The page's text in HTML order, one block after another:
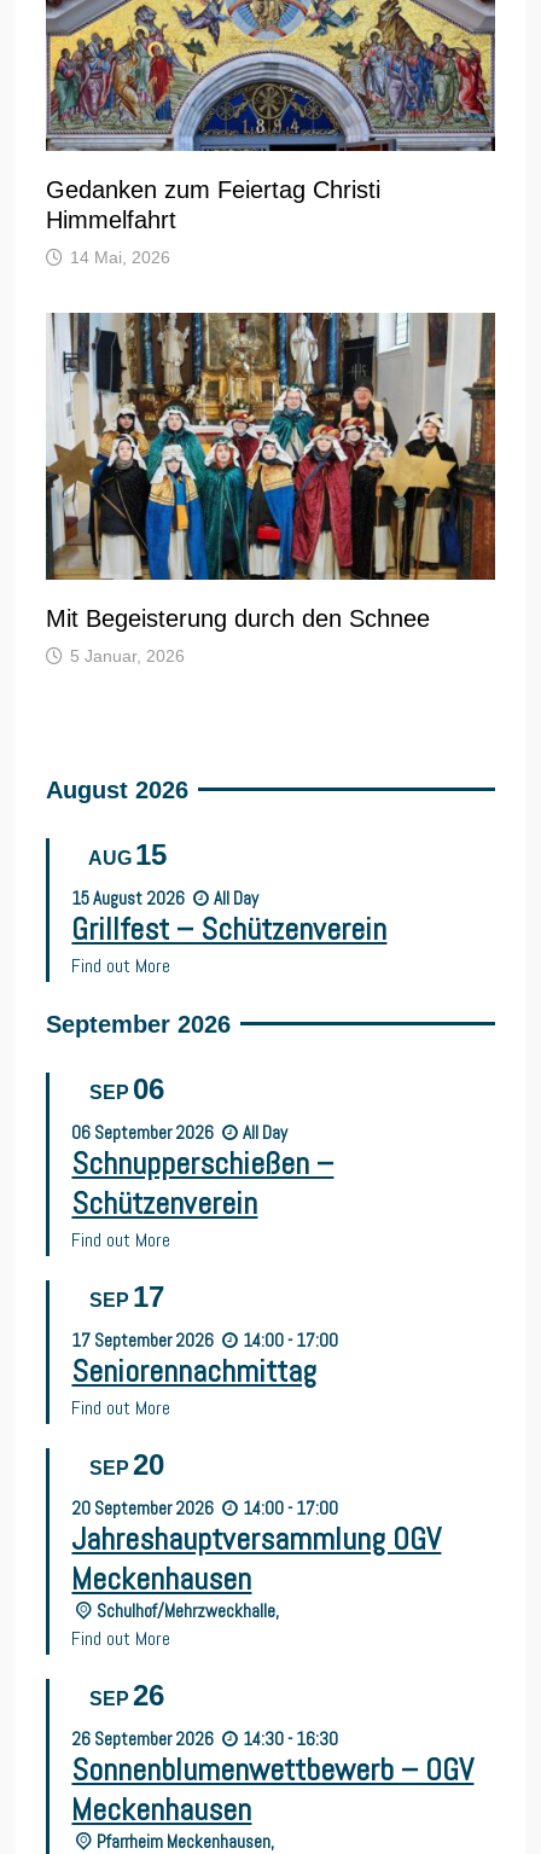
Gedanken zum Feiertag Christi
Himmelfahrt
14 Mai, 2026
Mit Begeisterung durch den Schnee
5 Januar, 2026
August 2026
AUG 15
15August 2026 All Day
Grillfest – Schützenverein
Find out More
September 2026
SEP 06
06 September2026 All Day
Schnupperschießen –
Schützenverein
Find out More
SEP 17
17 September2026 14:00 - 17:00
Seniorennachmittag
Find out More
SEP 20
20 September2026 14:00 - 17:00
Jahreshauptversammlung OGV
Meckenhausen
Schulhof/Mehrzweckhalle,
Find out More
SEP 26
26 September2026 14:30 - 16:30
Sonnenblumenwettbewerb – OGV
Meckenhausen
Pfarrheim Meckenhausen,